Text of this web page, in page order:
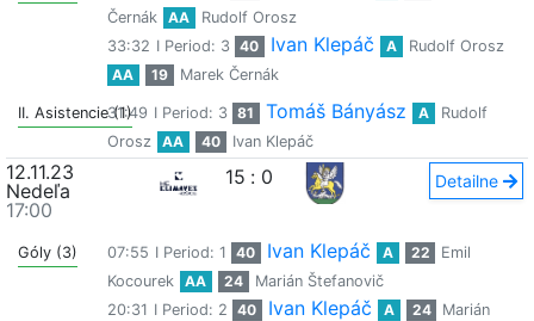
Černák
AA
Rudolf Orosz
33:32 I Period: 3 40 Ivan Klepáč A
Rudolf Orosz
AA
19 Marek Černák
II. Asistencie (1)
31:49 I Period: 3 81 Tomáš Bányász A
Rudolf
Orosz
AA 40 Ivan Klepáč
12.11.23
Nedeľa
17:00
15 : 0 Detailne
Góly (3) 07:55 I Period: 1 40 Ivan Klepáč A 22
Emil
Kocourek
AA 24
Marián Štefanovič
20:31 I Period: 2 40 Ivan Klepáč A 24
Marián